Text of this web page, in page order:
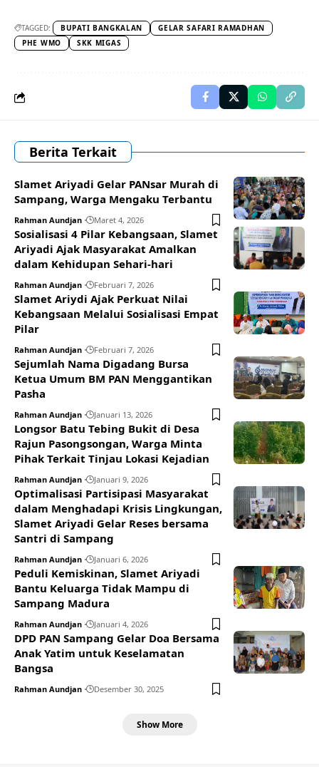
TAGGED: BUPATI BANGKALAN
GELAR SAFARI RAMADHAN
PHE WMO
SKK MIGAS
Berita Terkait
Slamet Ariyadi Gelar PANsar Murah di
Sampang, Warga Mengaku Terbantu
Rahman Aundjan Maret 4, 2026
Sosialisasi 4 Pilar Kebangsaan, Slamet
Ariyadi Ajak Masyarakat Amalkan
dalam Kehidupan Sehari-hari
Rahman Aundjan Februari 7, 2026
Slamet Ariydi Ajak Perkuat Nilai
Kebangsaan Melalui Sosialisasi Empat
Pilar
Rahman Aundjan Februari 7, 2026
Sejumlah Nama Digadang Bursa
Ketua Umum BM PAN Menggantikan
Pasha
Rahman Aundjan Januari 13, 2026
Longsor Batu Tebing Bukit di Desa
Rajun Pasongsongan, Warga Minta
Pihak Terkait Tinjau Lokasi Kejadian
Rahman Aundjan Januari 9, 2026
Optimalisasi Partisipasi Masyarakat
dalam Menghadapi Krisis Lingkungan,
Slamet Ariyadi Gelar Reses bersama
Santri di Sampang
Rahman Aundjan Januari 6, 2026
Peduli Kemiskinan, Slamet Ariyadi
Bantu Keluarga Tidak Mampu di
Sampang Madura
Rahman Aundjan Januari 4, 2026
DPD PAN Sampang Gelar Doa Bersama
Anak Yatim untuk Keselamatan
Bangsa
Rahman Aundjan Desember 30, 2025
Show More